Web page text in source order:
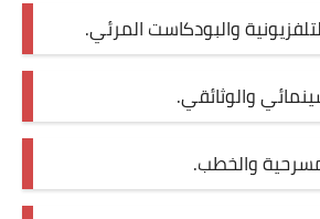
والبودكاست المرئي.
والوثائقي.
والخطب.